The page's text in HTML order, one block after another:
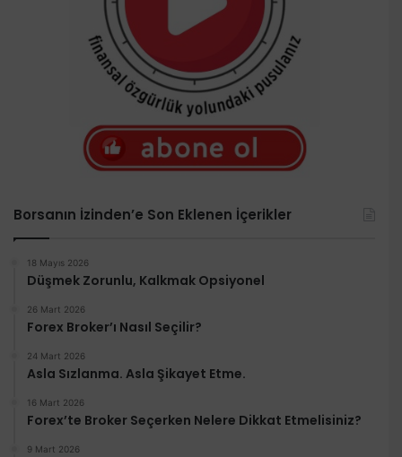
Borsanın İzinden’e Son Eklenen İçerikler
18 Mayıs 2026
Düşmek Zorunlu, Kalkmak Opsiyonel
26 Mart 2026
Forex Broker’ı Nasıl Seçilir?
24 Mart 2026
Asla Sızlanma. Asla Şikayet Etme.
16 Mart 2026
Forex’te Broker Seçerken Nelere Dikkat Etmelisiniz?
9 Mart 2026